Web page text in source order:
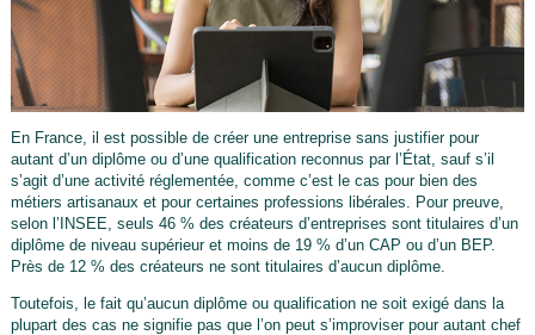
En France, il est possible de créer une entreprise sans justifier pour
autant d’un diplôme ou d’une qualification reconnus par l’État, sauf s’il
s’agit d’une activité réglementée, comme c’est le cas pour bien des
métiers artisanaux et pour certaines professions libérales. Pour preuve,
selon l’INSEE, seuls 46 % des créateurs d’entreprises sont titulaires d’un
diplôme de niveau supérieur et moins de 19 % d’un CAP ou d’un BEP.
Près de 12 % des créateurs ne sont titulaires d’aucun diplôme.
Toutefois, le fait qu’aucun diplôme ou qualification ne soit exigé dans la
plupart des cas ne signifie pas que l’on peut s’improviser pour autant chef